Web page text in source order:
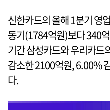
신한카드의 올해 1분기 영
동기(1784억원)보다 340
기간 삼성카드와 우리카
감소한 2100억원, 6.00%
다.